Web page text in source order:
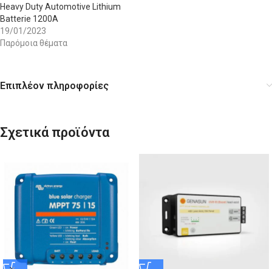
Heavy Duty Automotive Lithium
Batterie 1200A
19/01/2023
Παρόμοια θέματα
Επιπλέον πληροφορίες
Σχετικά προϊόντα